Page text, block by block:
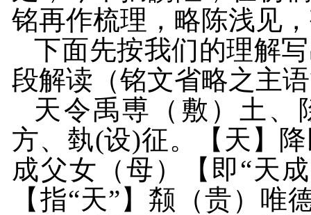
铭再作梳理，略陈浅见
下面先按我们的理解
段解读（铭文省略之主
天令禹尃（敷）土、
方、埶(设)征。【天】
成父女（母）【即“天
【指“天”】颒（贵）唯